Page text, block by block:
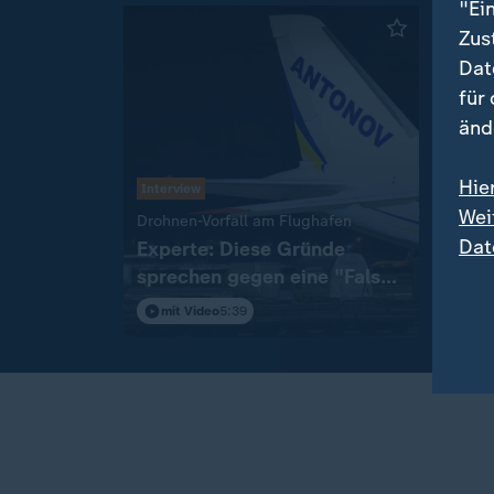
Interview
Drohnen-Vorfall am Flughafen
Experte: Diese Gründe
sprechen gegen eine "False
Flag"-Aktion
mit Video5:39
für